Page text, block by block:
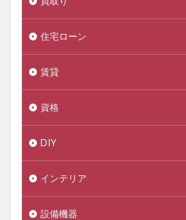
住宅ローン
賃貸
資格
DIY
インテリア
設備機器